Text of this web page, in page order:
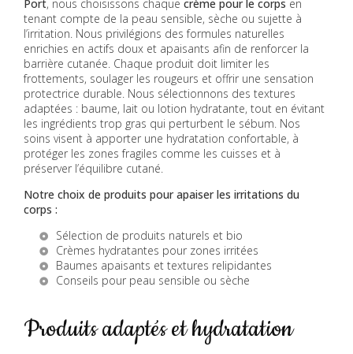
Port, nous choisissons chaque crème pour le corps en
tenant compte de la peau sensible, sèche ou sujette à
l’irritation. Nous privilégions des formules naturelles
enrichies en actifs doux et apaisants afin de renforcer la
barrière cutanée. Chaque produit doit limiter les
frottements, soulager les rougeurs et offrir une sensation
protectrice durable. Nous sélectionnons des textures
adaptées : baume, lait ou lotion hydratante, tout en évitant
les ingrédients trop gras qui perturbent le sébum. Nos
soins visent à apporter une hydratation confortable, à
protéger les zones fragiles comme les cuisses et à
préserver l’équilibre cutané.
Notre choix de produits pour apaiser les irritations du
corps :
Sélection de produits naturels et bio
Crèmes hydratantes pour zones irritées
Baumes apaisants et textures relipidantes
Conseils pour peau sensible ou sèche
Produits adaptés et hydratation